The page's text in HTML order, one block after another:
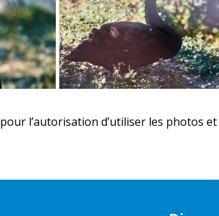
pour l’autorisation d’utiliser les photos